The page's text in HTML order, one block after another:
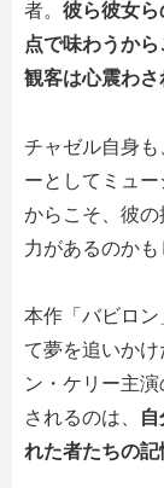
者。 彼ら彼女
点で味わうか
観客は心震わさ
チャゼル自身
ーとしてミュー
からこそ、彼の
力があるのかも
本作「バビロ
て夢を追いか
ン・ケリー主
されるのは、
れた者たちの記